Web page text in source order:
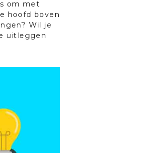
om met
hoofd boven
Wil je
uitleggen